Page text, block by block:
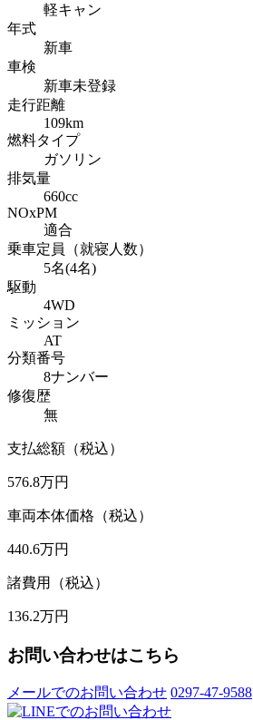
軽キャン
年式
新車
車検
新車未登録
走行距離
109km
燃料タイプ
ガソリン
排気量
660cc
NOxPM
適合
乗車定員（就寝人数）
5名(4名)
駆動
4WD
ミッション
AT
分類番号
8ナンバー
修復歴
無
支払総額（税込）
576.8万円
車両本体価格（税込）
440.6万円
諸費用（税込）
136.2万円
お問い合わせはこちら
メールでのお問い合わせ 0297-47-9588